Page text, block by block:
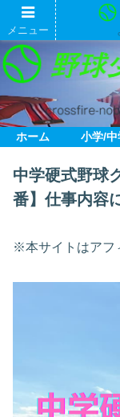
ホーム 小学/
中学硬式野球
番】仕事内容
※本サイトはアフ
メニュー